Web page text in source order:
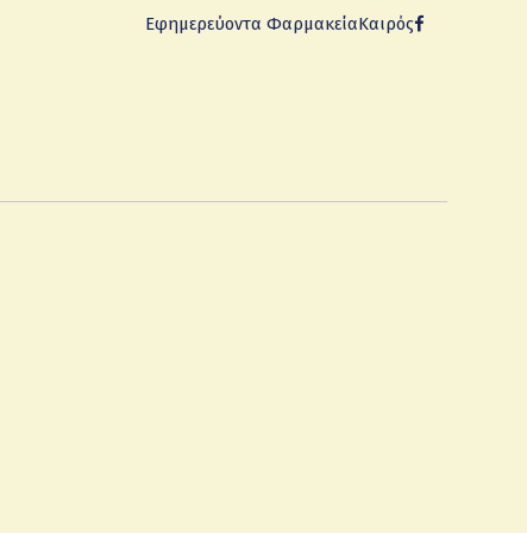
Εφημερεύοντα ΦαρμακείαΚαιρός